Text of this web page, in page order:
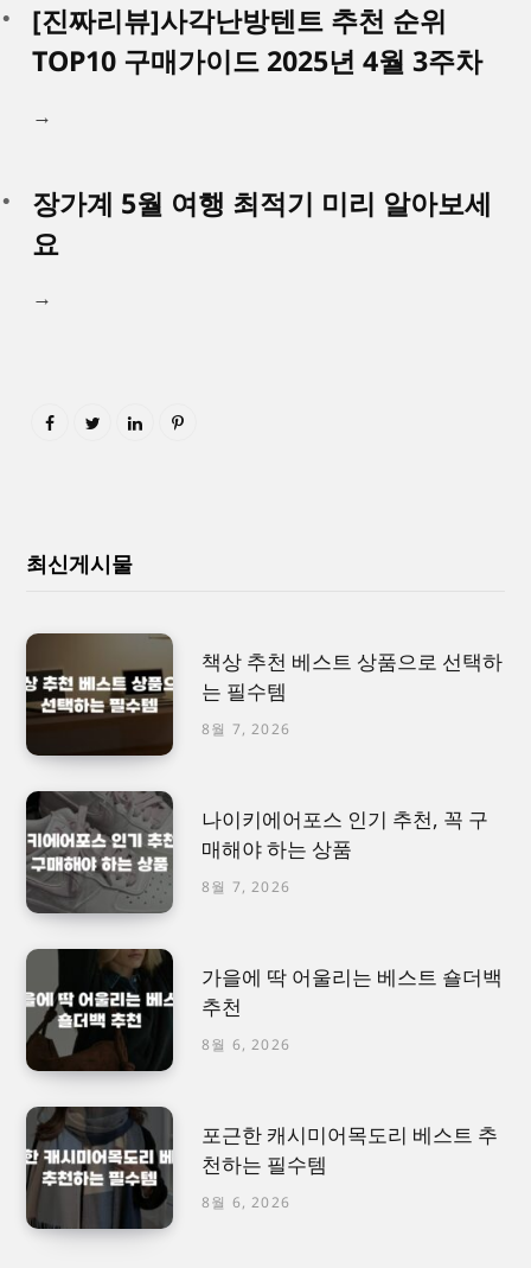
[진짜리뷰]사각난방텐트 추천 순위
TOP10 구매가이드 2025년 4월 3주차
→
장가계 5월 여행 최적기 미리 알아보세
요
→
최신게시물
책상 추천 베스트 상품으로 선택하
는 필수템
8월 7, 2026
나이키에어포스 인기 추천, 꼭 구
매해야 하는 상품
8월 7, 2026
가을에 딱 어울리는 베스트 숄더백
추천
8월 6, 2026
포근한 캐시미어목도리 베스트 추
천하는 필수템
8월 6, 2026